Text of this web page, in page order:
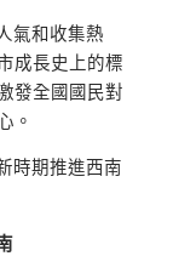
氣和收集熱
成長史上的標
發全國國民對
。
時期推進西南